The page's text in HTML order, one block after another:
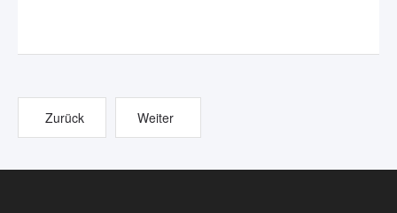
Zurück Weiter